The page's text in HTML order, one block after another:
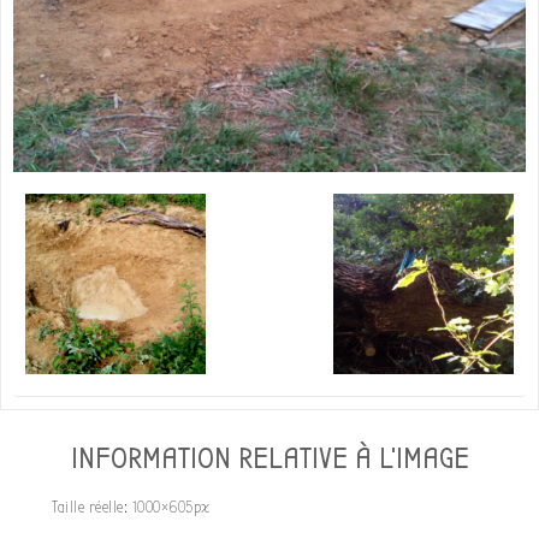
INFORMATION RELATIVE À L'IMAGE
Taille réelle: 1000×605px